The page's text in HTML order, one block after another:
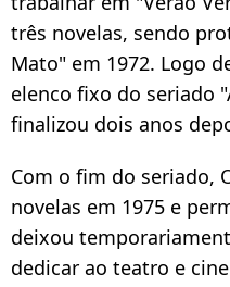
três novelas, sendo
Mato" em 1972. Logo
elenco fixo do seriado
finalizou dois anos
Com o fim do seriado,
novelas em 1975 e
deixou
dedicar ao teatro e